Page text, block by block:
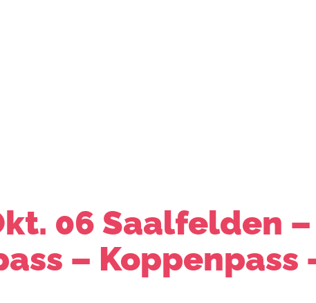
06 Saalfelden –
– Koppenpass